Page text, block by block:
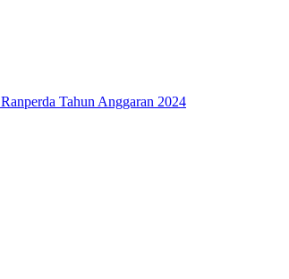
Tahun Anggaran 2024